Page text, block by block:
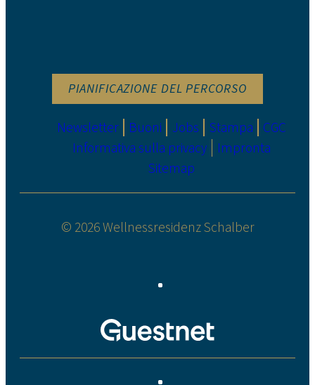
PIANIFICAZIONE DEL PERCORSO
Newsletter Buoni Jobs Stampa
CGC
Informativa sulla privacy
Impronta
Sitemap
© 2026 Wellnessresidenz Schalber